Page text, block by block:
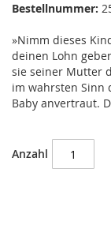
Bestellnummer:
»Nimm dieses
deinen Lohn
sie seiner Mutter
im wahrsten Sinn
Baby anvertraut.
Anzahl